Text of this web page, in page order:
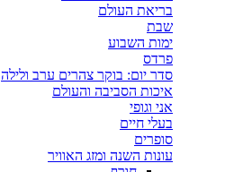
בריאת העולם
שבת
ימות השבוע
פרדס
סדר יום: בוקר צהרים ערב ולילה
איכות הסביבה והעולם
אני וגופי
בעלי חיים
סופרים
עונות השנה ומזג האוויר